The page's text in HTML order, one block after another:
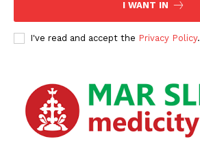
I WANT IN
I've read and accept the Privacy Policy.